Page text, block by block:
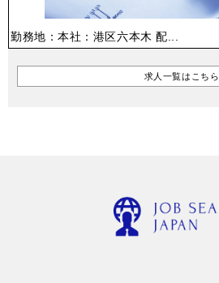
勤務地：本社：港区六本木 配...
求人一覧はこちら